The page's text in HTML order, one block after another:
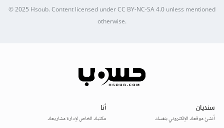
© 2025Hsoub.Content licensed underCC BY-NC-SA 4.0unless mentioned
otherwise.